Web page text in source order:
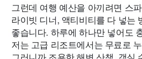
그런데 여행 예산을 아끼려면 스
라이빗 디너, 액티비티를 다 넣는
좋습니다. 하루에 하나만 넣어도
저는 고급 리조트에서는 무료로